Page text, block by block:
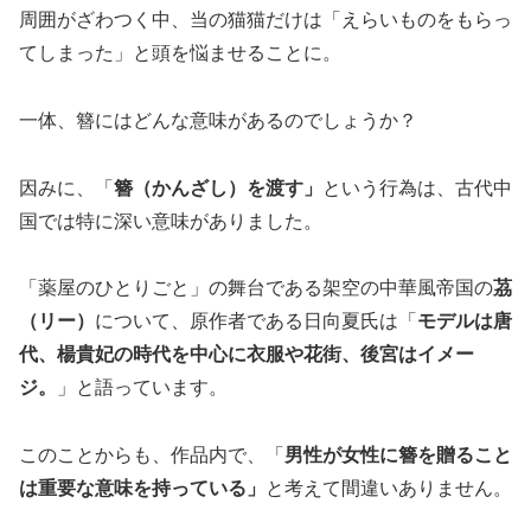
周囲がざわつく中、当の猫猫だけは「えらいものをもらっ
てしまった」と頭を悩ませることに。
一体、簪にはどんな意味があるのでしょうか？
因みに、「 簪（かんざし）を渡す」
という行為は、古代中
国では特に深い意味がありました。
「薬屋のひとりごと」の舞台である架空の中華風帝国の茘
（リー） について、原作者である日向夏氏は「 モデルは唐
代、楊貴妃の時代を中心に衣服や花街、後宮はイメー
ジ。
」と語っています。
このことからも、作品内で、「 男性が女性に簪を贈ること
は重要な意味を持っている」
と考えて間違いありません。